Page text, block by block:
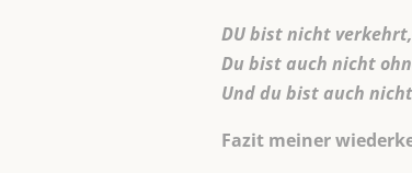
DU bist nicht
Du bist auch nicht
Und du bist auch
Fazit meiner